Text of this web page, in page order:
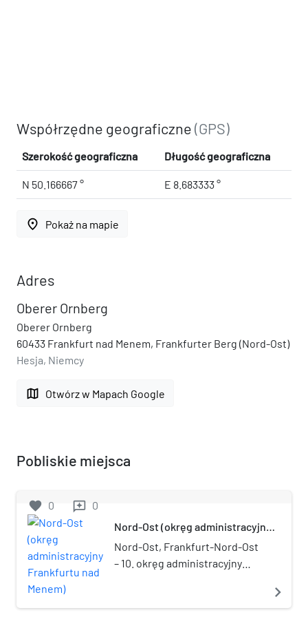
Współrzędne geograficzne(GPS)
Szerokość geograficzna Długość geograficzna
N 50.166667 ° E 8.683333 °
place Pokaż na mapie
Adres
Oberer Ornberg
Oberer Ornberg
60433 Frankfurt nad Menem, Frankfurter Berg (Nord-Ost)
Hesja, Niemcy
map Otwórz w Mapach Google
Pobliskie miejsca
favorite 0 reviews 0
Nord-Ost (okręg administracyjny
Nord-Ost, Frankfurt-Nord-Ost
– 10. okręg administracyjny
związkowym Hesja, w
navigate_next